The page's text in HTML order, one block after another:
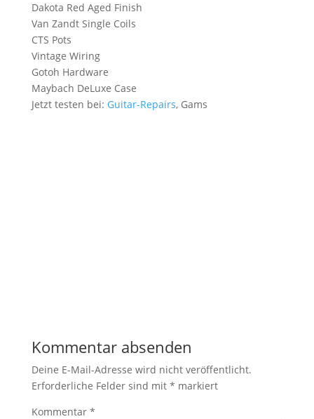
Dakota Red Aged Finish
Van Zandt Single Coils
CTS Pots
Vintage Wiring
Gotoh Hardware
Maybach DeLuxe Case
Jetzt testen bei: Guitar-Repairs, Gams
Kommentar absenden
Deine E-Mail-Adresse wird nicht veröffentlicht.
Erforderliche Felder sind mit * markiert
Kommentar *